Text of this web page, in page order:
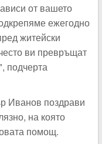
от вашето
ежегодно
житейски
ви превръщат
подчерта
Иванов поздрави
на която
помощ.